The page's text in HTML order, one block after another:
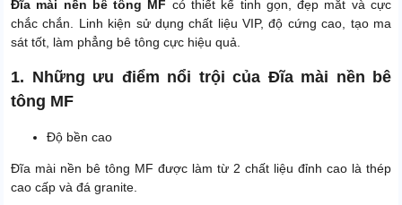
Đĩa mài nền bê tông MF có thiết kế tinh gọn, đẹp mắt và cực
chắc chắn. Linh kiện sử dụng chất liệu VIP, độ cứng cao, tạo ma
sát tốt, làm phẳng bê tông cực hiệu quả.
1. Những ưu điểm nổi trội của Đĩa mài nền bê
tông MF
Độ bền cao
Đĩa mài nền bê tông MF được làm từ 2 chất liệu đỉnh cao là thép
cao cấp và đá granite.